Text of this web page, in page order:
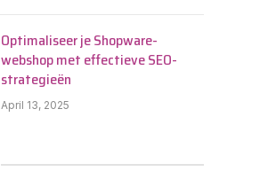
Optimaliseer je Shopware-
webshop met effectieve SEO-
strategieën
April 13, 2025